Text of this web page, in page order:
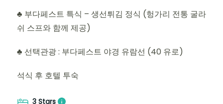
♣ 부다페스트 특식 – 생선튀김 정식 (헝가리 전통 굴라
쉬 스프와 함께 제공)
♣ 선택관광 : 부다페스트 야경 유람선 (40 유로)
석식 후 호텔 투숙
3 Stars